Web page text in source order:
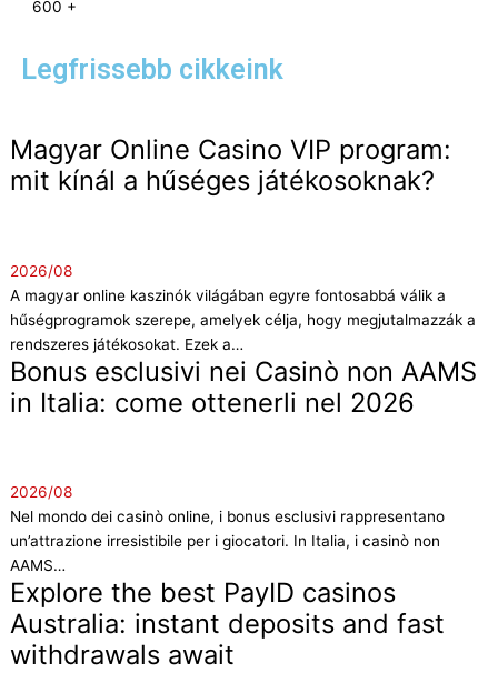
600 +
Legfrissebb cikkeink
Magyar Online Casino VIP program:
mit kínál a hűséges játékosoknak?
2026/08
A magyar online kaszinók világában egyre fontosabbá válik a
hűségprogramok szerepe, amelyek célja, hogy megjutalmazzák a
rendszeres játékosokat. Ezek a…
Bonus esclusivi nei Casinò non AAMS
in Italia: come ottenerli nel 2026
2026/08
Nel mondo dei casinò online, i bonus esclusivi rappresentano
un’attrazione irresistibile per i giocatori. In Italia, i casinò non
AAMS…
Explore the best PayID casinos
Australia: instant deposits and fast
withdrawals await